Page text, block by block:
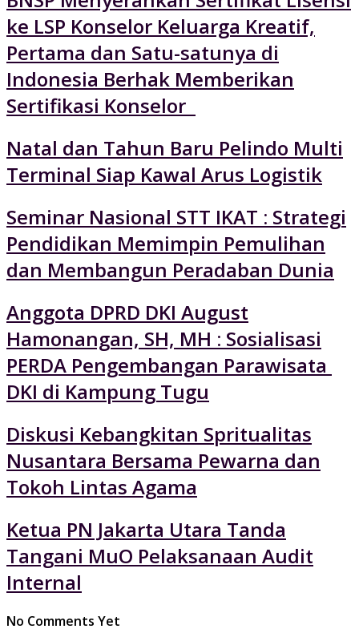
ke LSP Konselor Keluarga Kreatif,
Pertama dan Satu-satunya di
Indonesia Berhak Memberikan
Sertifikasi Konselor
Natal dan Tahun Baru Pelindo Multi
Terminal Siap Kawal Arus Logistik
Seminar Nasional STT IKAT : Strategi
Pendidikan Memimpin Pemulihan
dan Membangun Peradaban Dunia
Anggota DPRD DKI August
Hamonangan, SH, MH : Sosialisasi
PERDA Pengembangan Parawisata
DKI di Kampung Tugu
Diskusi Kebangkitan Spritualitas
Nusantara Bersama Pewarna dan
Tokoh Lintas Agama
Ketua PN Jakarta Utara Tanda
Tangani MuO Pelaksanaan Audit
Internal
No Comments Yet